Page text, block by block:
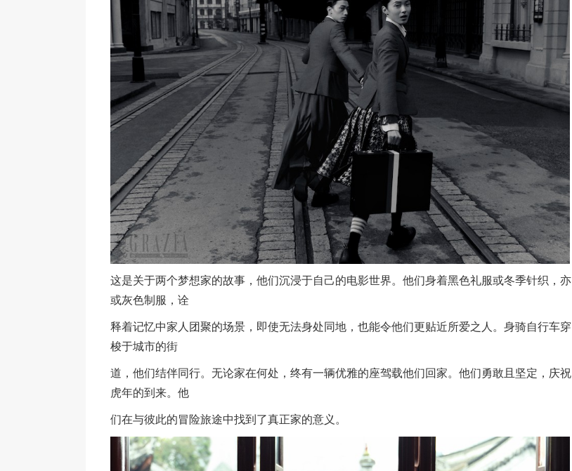
这是关于两个梦想家的故事，他们沉浸于自己的电影世界。他们身着黑色礼服或冬季针织，亦
或灰色制服，诠
释着记忆中家人团聚的场景，即使无法身处同地，也能令他们更贴近所爱之人。身骑自行车穿
梭于城市的街
道，他们结伴同行。无论家在何处，终有一辆优雅的座驾载他们回家。他们勇敢且坚定，庆祝
虎年的到来。他
们在与彼此的冒险旅途中找到了真正家的意义。